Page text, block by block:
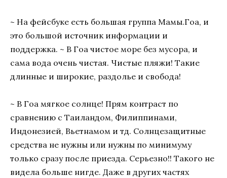
~ На фейсбуке есть большая группа Мамы.Гоа, и
это большой источник информации и
поддержка. ~ В Гоа чистое море без мусора, и
сама вода очень чистая. Чистые пляжи! Такие
длинные и широкие, раздолье и свобода!
~ В Гоа мягкое солнце! Прям контраст по
сравнению с Таиландом, Филиппинами,
Индонезией, Вьетнамом и тд. Солнцезащитные
средства не нужны или нужны по минимуму
только сразу после приезда. Серьезно!! Такого не
видела больше нигде. Даже в других частях